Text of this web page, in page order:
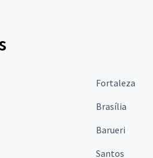
Fortaleza
Brasília
Barueri
Santos